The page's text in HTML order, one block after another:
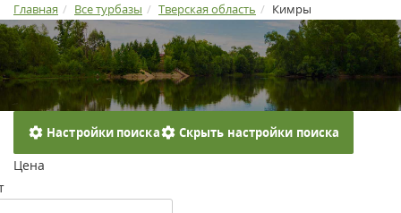
Главная Все турбазы Тверская область Кимры
Настройки поиска Скрыть настройки поиска
Цена